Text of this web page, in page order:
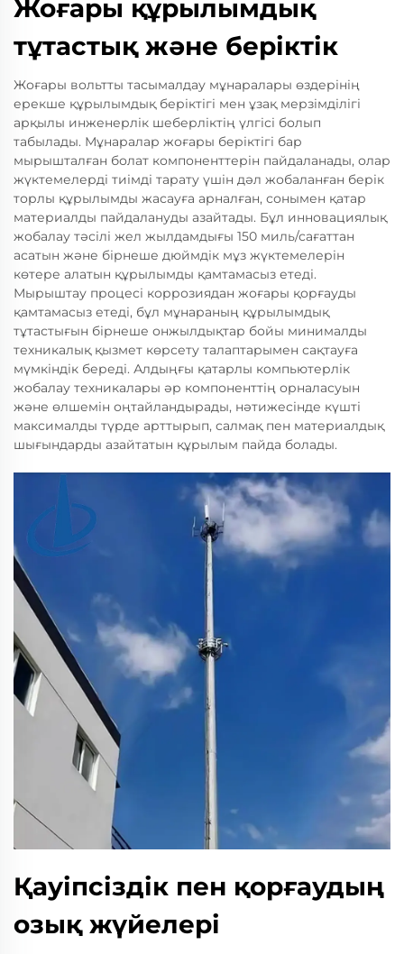
Жоғары құрылымдық
тұтастық және беріктік
Жоғары вольтты тасымалдау мұнаралары өздерінің
ерекше құрылымдық беріктігі мен ұзақ мерзімділігі
арқылы инженерлік шеберліктің үлгісі болып
табылады. Мұнаралар жоғары беріктігі бар
мырышталған болат компоненттерін пайдаланады, олар
жүктемелерді тиімді тарату үшін дәл жобаланған берік
торлы құрылымды жасауға арналған, сонымен қатар
материалды пайдалануды азайтады. Бұл инновациялық
жобалау тәсілі жел жылдамдығы 150 миль/сағаттан
асатын және бірнеше дюймдік мұз жүктемелерін
көтере алатын құрылымды қамтамасыз етеді.
Мырыштау процесі коррозиядан жоғары қорғауды
қамтамасыз етеді, бұл мұнараның құрылымдық
тұтастығын бірнеше онжылдықтар бойы минималды
техникалық қызмет көрсету талаптарымен сақтауға
мүмкіндік береді. Алдыңғы қатарлы компьютерлік
жобалау техникалары әр компоненттің орналасуын
және өлшемін оңтайландырады, нәтижесінде күшті
максималды түрде арттырып, салмақ пен материалдық
шығындарды азайтатын құрылым пайда болады.
Қауіпсіздік пен қорғаудың
озық жүйелері